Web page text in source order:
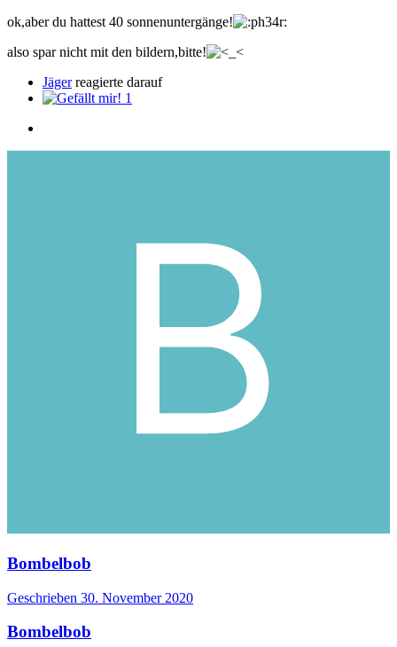
ok,aber du hattest 40 sonnenuntergänge!
also spar nicht mit den bildern,bitte!
Jägerreagierte darauf
1
Bombelbob
Geschrieben 30. November 2020
Bombelbob